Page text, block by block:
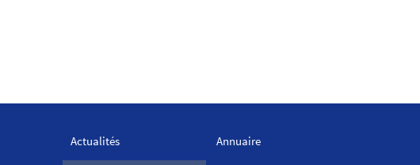
Actualités Annuaire